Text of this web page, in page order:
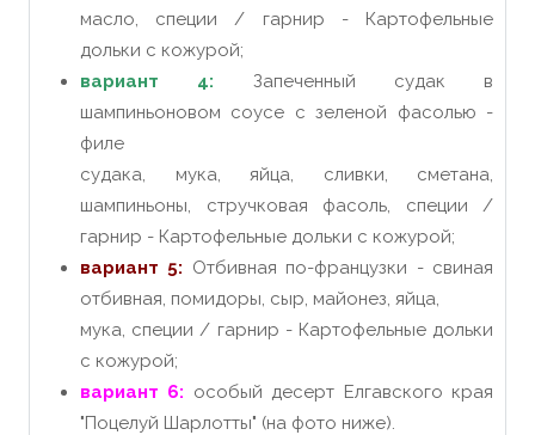
масло, специи / гарнир - Картофельные
дольки с кожурой;
вариант 4: Запеченный судак в
шампиньоновом соусе с зеленой фасолью -
филе
судака, мука, яйца, сливки, сметана,
шампиньоны, стручковая фасоль, специи /
гарнир - Картофельные дольки с кожурой;
вариант 5: Отбивная по-французки - свиная
отбивная, помидоры, сыр, майонез, яйца,
мука, специи / гарнир - Картофельные дольки
с кожурой;
вариант 6: особый десерт Елгавского края
"Поцелуй Шарлотты" (на фото ниже).